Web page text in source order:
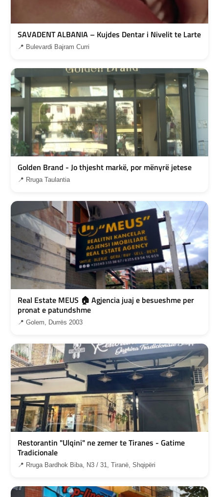
SAVADENT ALBANIA – Kujdes Dentar i Nivelit te Larte
📍 Bulevardi Bajram Curri
Golden Brand - Jo thjesht markë, por mënyrë jetese
📍 Rruga Taulantia
Real Estate MEUS 🏠 Agjencia juaj e besueshme per
pronat e patundshme
📍 Golem, Durrës 2003
Restorantin "Ulqini" ne zemer te Tiranes - Gatime
Tradicionale
📍 Rruga Bardhok Biba, N3 / 31, Tiranë, Shqipëri